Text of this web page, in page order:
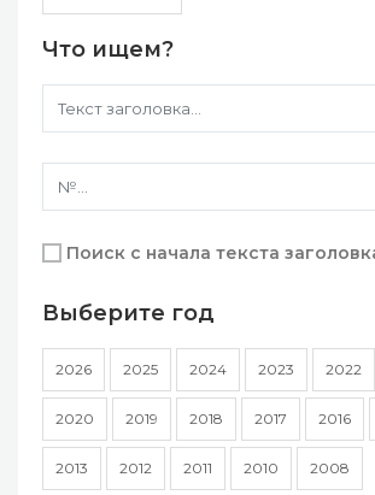
Что ищем?
Поиск с начала текста
Выберите год
2026 2025 2024 2023 2022
2020 2019 2018 2017 2016
2013 2012 2011 2010 2008